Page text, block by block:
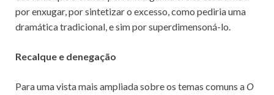
por enxugar, por sintetizar o excesso, como pediria uma
dramática tradicional, e sim por superdimensoná-lo.
Recalque e denegação
Para uma vista mais ampliada sobre os temas comuns aO